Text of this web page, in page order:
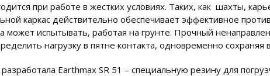
при работе в жестких условиях. Таких, как шахты,
каркас действительно обеспечивает эффективное
может испытывать, работая на грунте. Прочный
нагрузку в пятне контакта, одновременно
Earthmax SR 51 – специальную резину для